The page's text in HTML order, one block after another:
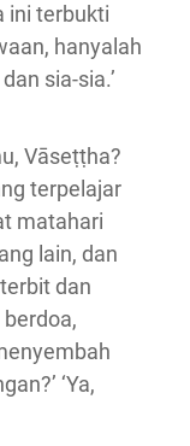
ini terbukti
hanyalah
sia-sia.’
Vāseṭṭha?
terpelajar
matahari
lain, dan
dan
‘Ya,